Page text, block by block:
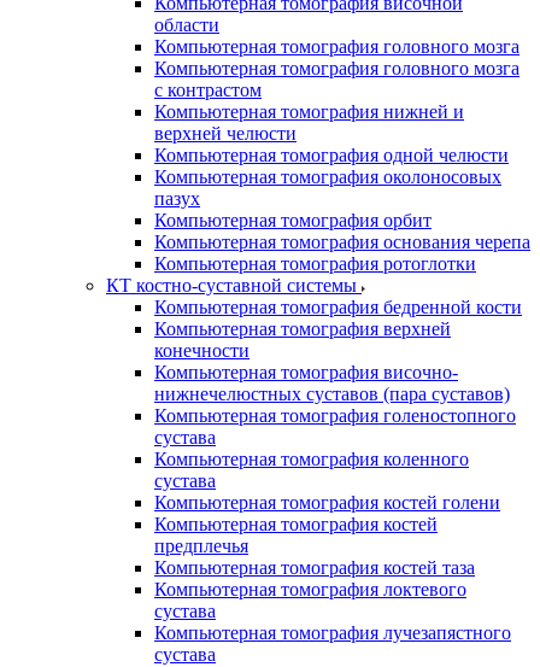
области
Компьютерная томография головного мозга
Компьютерная томография головного мозга
с контрастом
Компьютерная томография нижней и
верхней челюсти
Компьютерная томография одной челюсти
Компьютерная томография околоносовых
пазух
Компьютерная томография орбит
Компьютерная томография основания черепа
Компьютерная томография ротоглотки
КТ костно-суставной системы
Компьютерная томография бедренной кости
Компьютерная томография верхней
конечности
Компьютерная томография височно-
нижнечелюстных суставов (пара суставов)
Компьютерная томография голеностопного
сустава
Компьютерная томография коленного
сустава
Компьютерная томография костей голени
Компьютерная томография костей
предплечья
Компьютерная томография костей таза
Компьютерная томография локтевого
сустава
Компьютерная томография лучезапястного
сустава